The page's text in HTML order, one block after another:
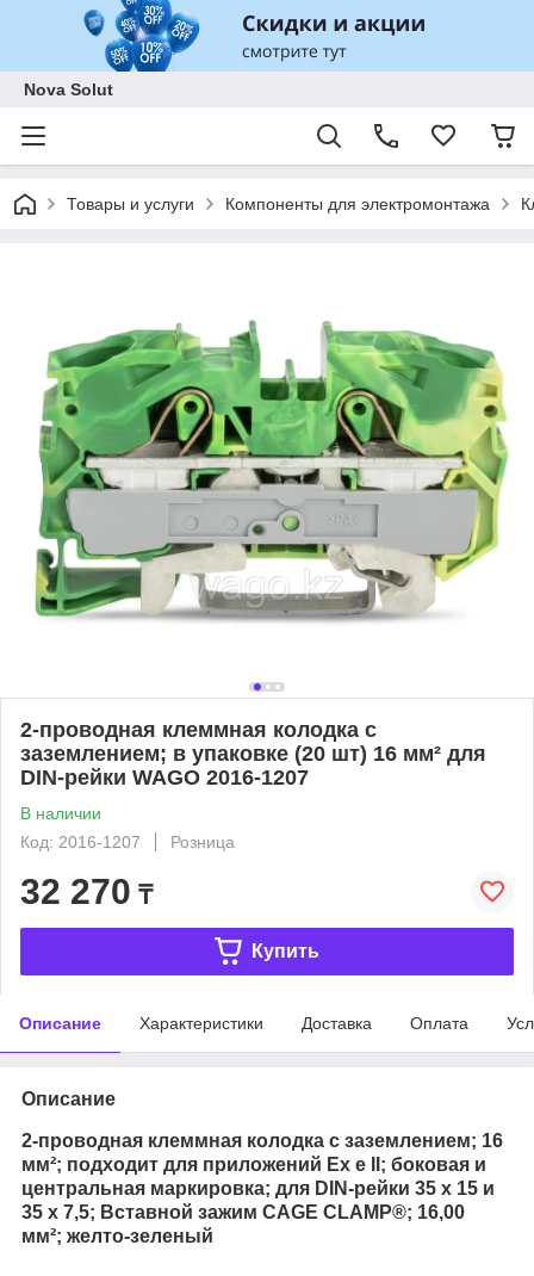
Nova Solut
Товары и услуги Компоненты для электромонтажа
2-проводная клеммная колодка с
заземлением; в упаковке (20 шт) 16 мм² для
DIN-рейки WAGO 2016-1207
В наличии
Код: 2016-1207
Розница
32 270 ₸
Купить
Описание Характеристики Доставка Оплата
Описание
2-проводная клеммная колодка с заземлением; 16
мм²; подходит для приложений Ex e II; боковая и
центральная маркировка; для DIN-рейки 35 х 15 и
35 х 7,5; Вставной зажим CAGE CLAMP®; 16,00
мм²; желто-зеленый